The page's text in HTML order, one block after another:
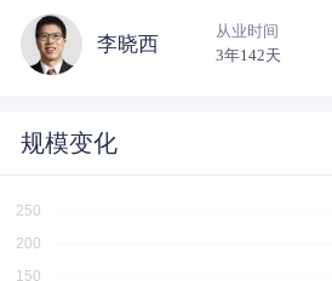
李晓西
从业时间
3年142天
规模变化